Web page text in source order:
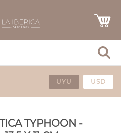
UYU USD
TYPHOON -